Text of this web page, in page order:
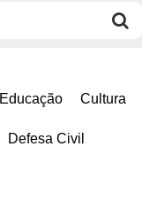
Educação Cultura
Defesa Civil